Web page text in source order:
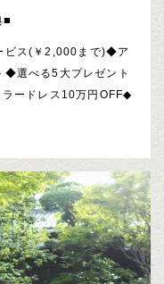
■
ビス(￥2,000まで)◆ア
◆選べる5大プレゼント
ードレス10万円OFF◆